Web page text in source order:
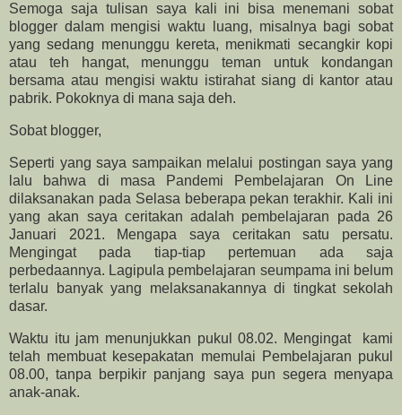
Semoga saja tulisan saya kali ini bisa menemani sobat
blogger dalam mengisi waktu luang, misalnya bagi sobat
yang sedang menunggu kereta, menikmati secangkir kopi
atau teh hangat, menunggu teman untuk kondangan
bersama atau mengisi waktu istirahat siang di kantor atau
pabrik. Pokoknya di mana saja deh.
Sobat blogger,
Seperti yang saya sampaikan melalui postingan saya yang
lalu bahwa di masa Pandemi Pembelajaran On Line
dilaksanakan pada Selasa beberapa pekan terakhir. Kali ini
yang akan saya ceritakan adalah pembelajaran pada 26
Januari 2021. Mengapa saya ceritakan satu persatu.
Mengingat pada tiap-tiap pertemuan ada saja
perbedaannya. Lagipula pembelajaran seumpama ini belum
terlalu banyak yang melaksanakannya di tingkat sekolah
dasar.
Waktu itu jam menunjukkan pukul 08.02. Mengingat kami
telah membuat kesepakatan memulai Pembelajaran pukul
08.00, tanpa berpikir panjang saya pun segera menyapa
anak-anak.